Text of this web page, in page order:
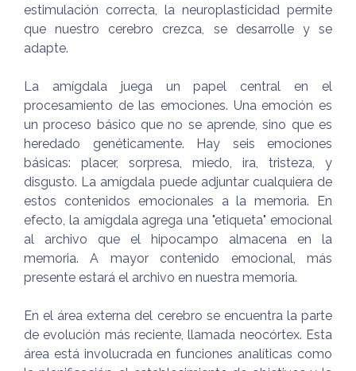
estimulación correcta, la neuroplasticidad permite
que nuestro cerebro crezca, se desarrolle y se
adapte.
La amígdala juega un papel central en el
procesamiento de las emociones. Una emoción es
un proceso básico que no se aprende, sino que es
heredado genéticamente. Hay seis emociones
básicas: placer, sorpresa, miedo, ira, tristeza, y
disgusto. La amígdala puede adjuntar cualquiera de
estos contenidos emocionales a la memoria. En
efecto, la amígdala agrega una "etiqueta" emocional
al archivo que el hipocampo almacena en la
memoria. A mayor contenido emocional, más
presente estará el archivo en nuestra memoria.
En el área externa del cerebro se encuentra la parte
de evolución más reciente, llamada neocórtex. Esta
área está involucrada en funciones analíticas como